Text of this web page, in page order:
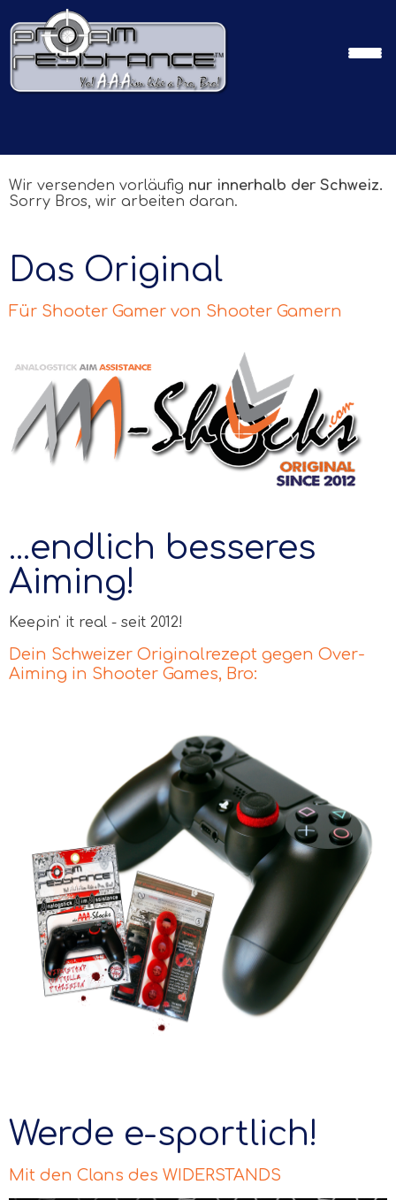
Wir versenden vorläufig nur innerhalb der Schweiz.
Sorry Bros, wir arbeiten daran.
Das Original
Für Shooter Gamer von Shooter Gamern
...endlich besseres
Aiming!
Keepin' it real - seit 2012!
Dein Schweizer Originalrezept gegen Over-
Aiming in Shooter Games, Bro:
Werde e-sportlich!
Mit den Clans des WIDERSTANDS